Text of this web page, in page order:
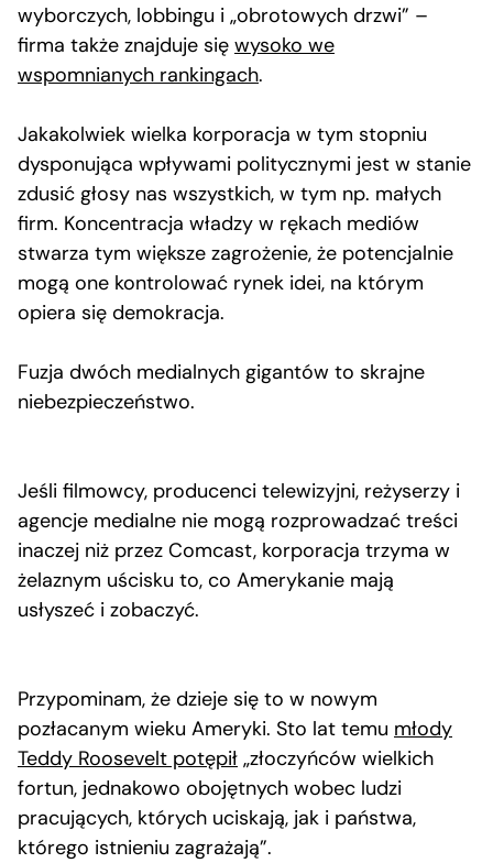
wyborczych, lobbingu i „obrotowych drzwi” –
firma także znajduje się wysoko we
wspomnianych rankingach.
Jakakolwiek wielka korporacja w tym stopniu
dysponująca wpływami politycznymi jest w stanie
zdusić głosy nas wszystkich, w tym np. małych
firm. Koncentracja władzy w rękach mediów
stwarza tym większe zagrożenie, że potencjalnie
mogą one kontrolować rynek idei, na którym
opiera się demokracja.
Fuzja dwóch medialnych gigantów to skrajne
niebezpieczeństwo.
Jeśli filmowcy, producenci telewizyjni, reżyserzy i
agencje medialne nie mogą rozprowadzać treści
inaczej niż przez Comcast, korporacja trzyma w
żelaznym uścisku to, co Amerykanie mają
usłyszeć i zobaczyć.
Przypominam, że dzieje się to w nowym
pozłacanym wieku Ameryki. Sto lat temu młody
Teddy Roosevelt potępił „złoczyńców wielkich
fortun, jednakowo obojętnych wobec ludzi
pracujących, których uciskają, jak i państwa,
którego istnieniu zagrażają”.